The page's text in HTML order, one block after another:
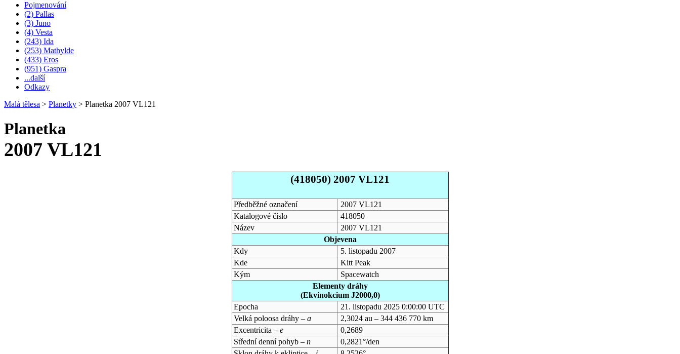
Pojmenování
(2) Pallas
(3) Juno
(4) Vesta
(243) Ida
(253) Mathylde
(433) Eros
(951) Gaspra
...další
Odkazy
Malá tělesa > Planetky > Planetka 2007 VL121
Planetka
2007 VL121
(418050) 2007 VL121
Předběžné označení
2007 VL121
Katalogové číslo
418050
Název
2007 VL121
Objevena
Kdy
5. listopadu 2007
Kde
Kitt Peak
Kým
Spacewatch
Elementy dráhy
(Ekvinokcium J2000,0)
Epocha
21. listopadu 2025 0:00:00 UTC
Velká poloosa dráhy – a
2,3024 au – 344 436 770 km
Excentricita – e
0,2689
Střední denní pohyb – n
0,2821°/den